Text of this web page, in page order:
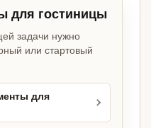
для гостиницы
задачи нужно
или стартовый
для